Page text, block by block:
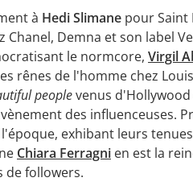
à Hedi Slimane pour Saint
Chanel, Demna et son label
le normcore, Virgil
rênes de l'homme chez
peoplevenus
des influenceuses.
exhibant leurs
Chiara Ferragni en est la
de followers.